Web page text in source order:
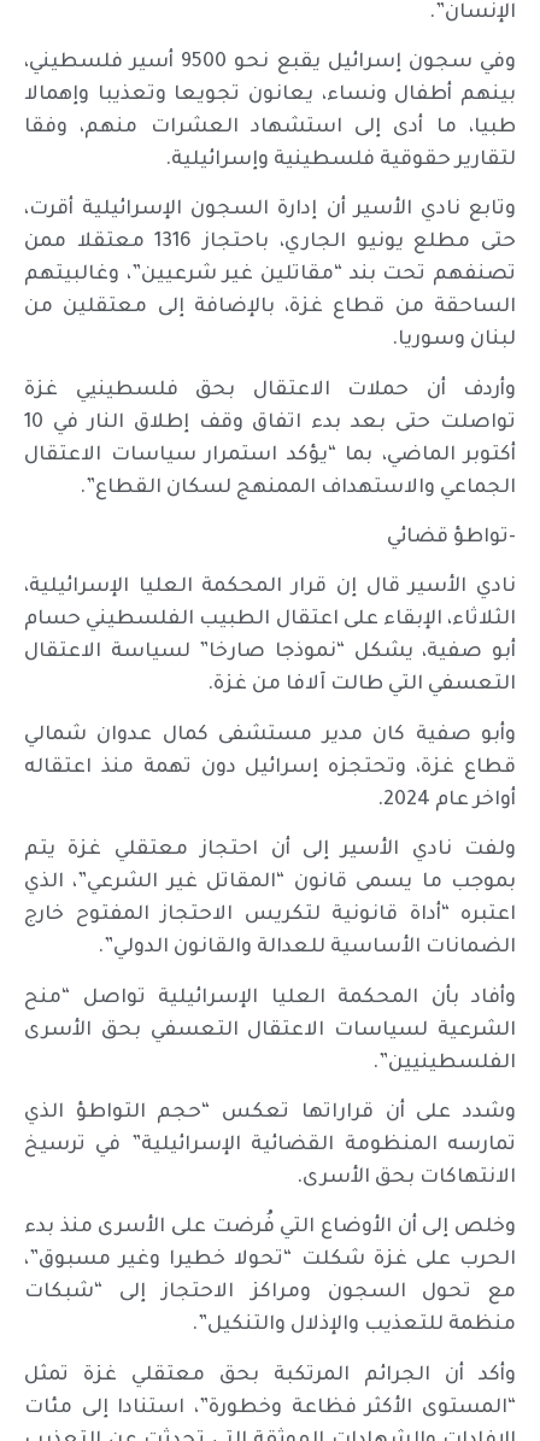
الإنسان”.
وفي سجون إسرائيل يقبع نحو 9500 أسير فلسطيني،
بينهم أطفال ونساء، يعانون تجويعا وتعذيبا وإهمالا
طبيا، ما أدى إلى استشهاد العشرات منهم، وفقا
لتقارير حقوقية فلسطينية وإسرائيلية.
وتابع نادي الأسير أن إدارة السجون الإسرائيلية أقرت،
حتى مطلع يونيو الجاري، باحتجاز 1316 معتقلا ممن
تصنفهم تحت بند “مقاتلين غير شرعيين”، وغالبيتهم
الساحقة من قطاع غزة، بالإضافة إلى معتقلين من
لبنان وسوريا.
وأردف أن حملات الاعتقال بحق فلسطينيي غزة
تواصلت حتى بعد بدء اتفاق وقف إطلاق النار في 10
أكتوبر الماضي، بما “يؤكد استمرار سياسات الاعتقال
الجماعي والاستهداف الممنهج لسكان القطاع”.
-تواطؤ قضائي
نادي الأسير قال إن قرار المحكمة العليا الإسرائيلية،
الثلاثاء، الإبقاء على اعتقال الطبيب الفلسطيني حسام
أبو صفية، يشكل “نموذجا صارخا” لسياسة الاعتقال
التعسفي التي طالت آلافا من غزة.
وأبو صفية كان مدير مستشفى كمال عدوان شمالي
قطاع غزة، وتحتجزه إسرائيل دون تهمة منذ اعتقاله
أواخر عام 2024.
ولفت نادي الأسير إلى أن احتجاز معتقلي غزة يتم
بموجب ما يسمى قانون “المقاتل غير الشرعي”، الذي
اعتبره “أداة قانونية لتكريس الاحتجاز المفتوح خارج
الضمانات الأساسية للعدالة والقانون الدولي”.
وأفاد بأن المحكمة العليا الإسرائيلية تواصل “منح
الشرعية لسياسات الاعتقال التعسفي بحق الأسرى
الفلسطينيين”.
وشدد على أن قراراتها تعكس “حجم التواطؤ الذي
تمارسه المنظومة القضائية الإسرائيلية” في ترسيخ
الانتهاكات بحق الأسرى.
وخلص إلى أن الأوضاع التي فُرضت على الأسرى منذ بدء
الحرب على غزة شكلت “تحولا خطيرا وغير مسبوق”،
مع تحول السجون ومراكز الاحتجاز إلى “شبكات
منظمة للتعذيب والإذلال والتنكيل”.
وأكد أن الجرائم المرتكبة بحق معتقلي غزة تمثل
“المستوى الأكثر فظاعة وخطورة”، استنادا إلى مئات